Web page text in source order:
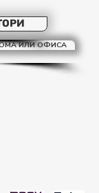
ИЛИ ОФИСА